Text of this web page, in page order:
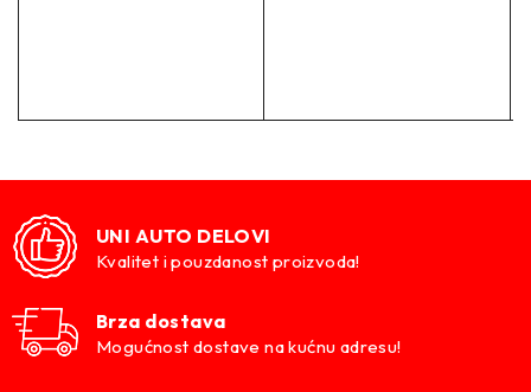
UNI AUTO DELOVI
Kvalitet i pouzdanost proizvoda!
Brza dostava
Mogućnost dostave na kućnu adresu!